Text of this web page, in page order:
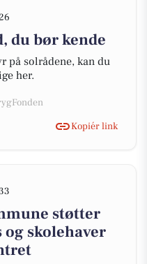
du bør kende
på solrådene, kan du
her.
Kopiér link
støtter
skolehaver